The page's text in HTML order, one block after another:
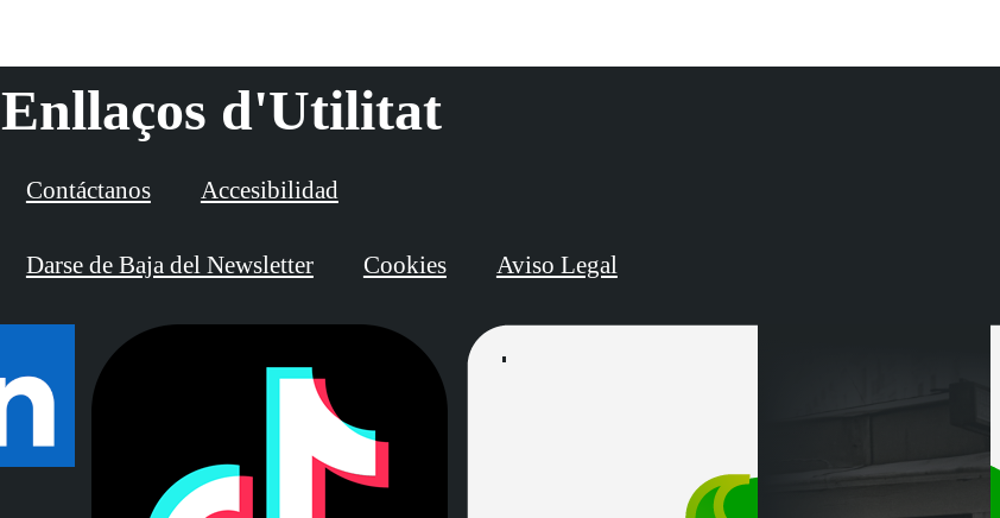
Enllaços d'Utilitat
Contáctanos Accesibilidad
Darse de Baja del Newsletter Cookies Aviso Legal